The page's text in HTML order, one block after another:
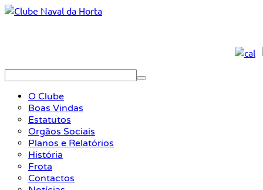
O Clube
Boas Vindas
Estatutos
Orgãos Sociais
Planos e Relatórios
História
Frota
Contactos